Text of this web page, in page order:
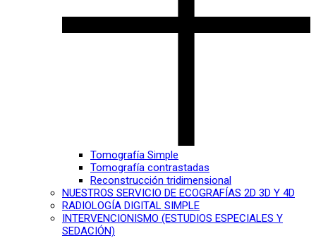
Tomografía Simple
Tomografía contrastadas
Reconstrucción tridimensional
NUESTROS SERVICIO DE ECOGRAFÍAS 2D 3D Y 4D
RADIOLOGÍA DIGITAL SIMPLE
INTERVENCIONISMO (ESTUDIOS ESPECIALES Y
SEDACIÓN)